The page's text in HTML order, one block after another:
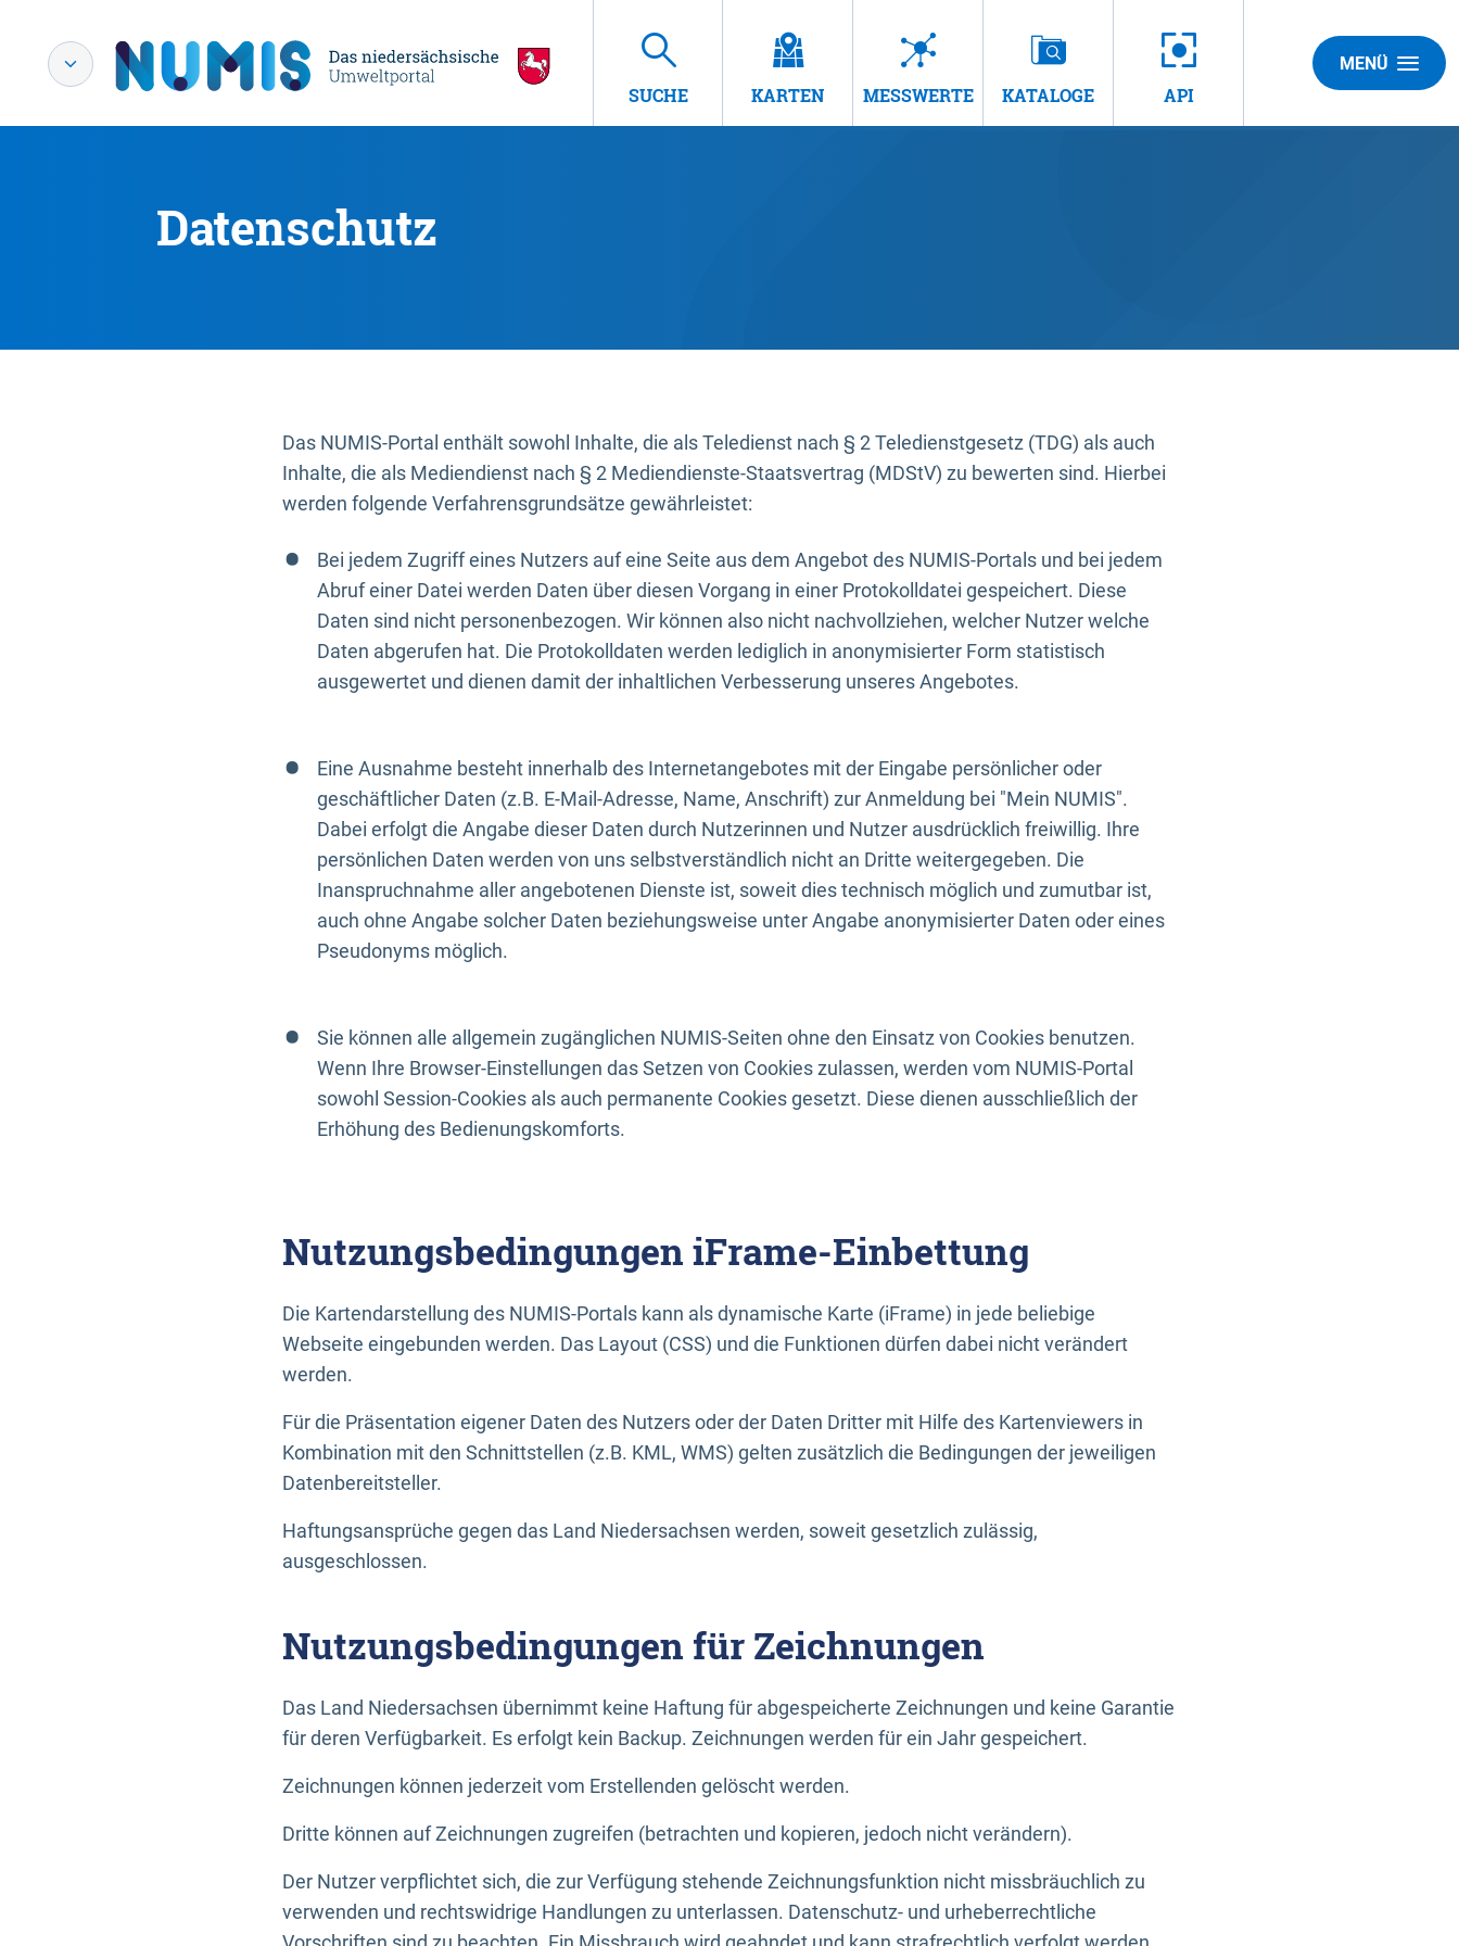
SUCHE KARTEN MESSWERTE KATALOGE API
MENÜ
Datenschutz
Das NUMIS-Portal enthält sowohl Inhalte, die als Teledienst nach § 2 Teledienstgesetz (TDG) als auch
Inhalte, die als Mediendienst nach § 2 Mediendienste-Staatsvertrag (MDStV) zu bewerten sind. Hierbei
werden folgende Verfahrensgrundsätze gewährleistet:
Bei jedem Zugriff eines Nutzers auf eine Seite aus dem Angebot des NUMIS-Portals und bei jedem
Abruf einer Datei werden Daten über diesen Vorgang in einer Protokolldatei gespeichert. Diese
Daten sind nicht personenbezogen. Wir können also nicht nachvollziehen, welcher Nutzer welche
Daten abgerufen hat. Die Protokolldaten werden lediglich in anonymisierter Form statistisch
ausgewertet und dienen damit der inhaltlichen Verbesserung unseres Angebotes.
Eine Ausnahme besteht innerhalb des Internetangebotes mit der Eingabe persönlicher oder
geschäftlicher Daten (z.B. E-Mail-Adresse, Name, Anschrift) zur Anmeldung bei "Mein NUMIS".
Dabei erfolgt die Angabe dieser Daten durch Nutzerinnen und Nutzer ausdrücklich freiwillig. Ihre
persönlichen Daten werden von uns selbstverständlich nicht an Dritte weitergegeben. Die
Inanspruchnahme aller angebotenen Dienste ist, soweit dies technisch möglich und zumutbar ist,
auch ohne Angabe solcher Daten beziehungsweise unter Angabe anonymisierter Daten oder eines
Pseudonyms möglich.
Sie können alle allgemein zugänglichen NUMIS-Seiten ohne den Einsatz von Cookies benutzen.
Wenn Ihre Browser-Einstellungen das Setzen von Cookies zulassen, werden vom NUMIS-Portal
sowohl Session-Cookies als auch permanente Cookies gesetzt. Diese dienen ausschließlich der
Erhöhung des Bedienungskomforts.
Nutzungsbedingungen iFrame-Einbettung
Die Kartendarstellung des NUMIS-Portals kann als dynamische Karte (iFrame) in jede beliebige
Webseite eingebunden werden. Das Layout (CSS) und die Funktionen dürfen dabei nicht verändert
werden.
Für die Präsentation eigener Daten des Nutzers oder der Daten Dritter mit Hilfe des Kartenviewers in
Kombination mit den Schnittstellen (z.B. KML, WMS) gelten zusätzlich die Bedingungen der jeweiligen
Datenbereitsteller.
Haftungsansprüche gegen das Land Niedersachsen werden, soweit gesetzlich zulässig,
ausgeschlossen.
Nutzungsbedingungen für Zeichnungen
Das Land Niedersachsen übernimmt keine Haftung für abgespeicherte Zeichnungen und keine Garantie
für deren Verfügbarkeit. Es erfolgt kein Backup. Zeichnungen werden für ein Jahr gespeichert.
Zeichnungen können jederzeit vom Erstellenden gelöscht werden.
Dritte können auf Zeichnungen zugreifen (betrachten und kopieren, jedoch nicht verändern).
Der Nutzer verpflichtet sich, die zur Verfügung stehende Zeichnungsfunktion nicht missbräuchlich zu
verwenden und rechtswidrige Handlungen zu unterlassen. Datenschutz- und urheberrechtliche